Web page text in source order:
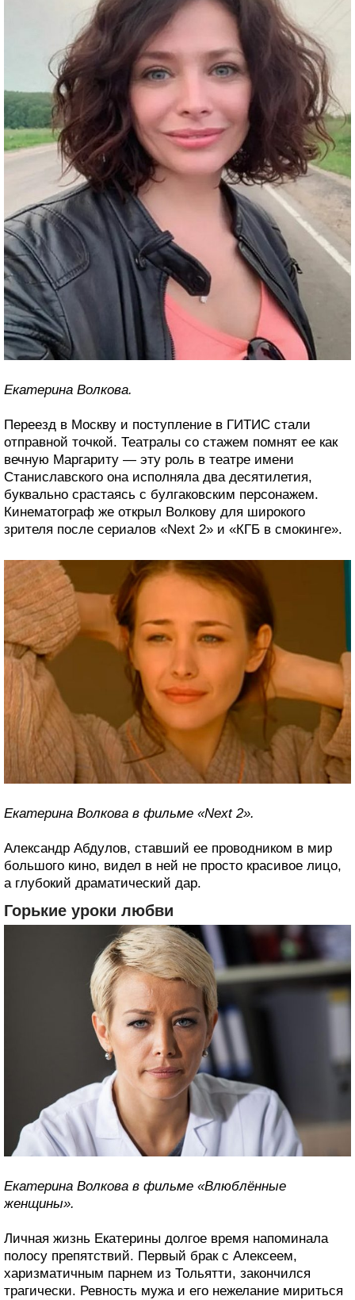
Екатерина Волкова.
Переезд в Москву и поступление в ГИТИС стали
отправной точкой. Театралы со стажем помнят ее как
вечную Маргариту — эту роль в театре имени
Станиславского она исполняла два десятилетия,
буквально срастаясь с булгаковским персонажем.
Кинематограф же открыл Волкову для широкого
зрителя после сериалов «Next 2» и «КГБ в смокинге».
Екатерина Волкова в фильме «Next 2».
Александр Абдулов, ставший ее проводником в мир
большого кино, видел в ней не просто красивое лицо,
а глубокий драматический дар.
Горькие уроки любви
Екатерина Волкова в фильме «Влюблённые
женщины».
Личная жизнь Екатерины долгое время напоминала
полосу препятствий. Первый брак с Алексеем,
харизматичным парнем из Тольятти, закончился
трагически. Ревность мужа и его нежелание мириться